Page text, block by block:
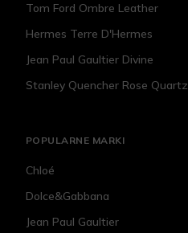
Tom Ford Ombre Leather
Hermes Terre D'Hermes
Jean Paul Gaultier Divine
Stanley Quencher Rose Quartz
POPULARNE MARKI
Chloé
Dolce&Gabbana
Jean Paul Gaultier